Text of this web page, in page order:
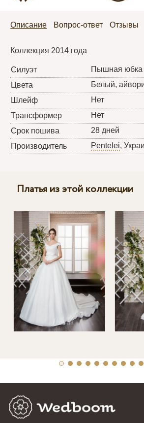
Описание Вопрос-ответ Отзывы
Коллекция 2014 года
Силуэт
Пышная юбка
Цвета
Белый,
Шлейф
Нет
Трансформер
Нет
Срок пошива
28 дней
Производитель
Pentelei,
Платья из этой коллекции